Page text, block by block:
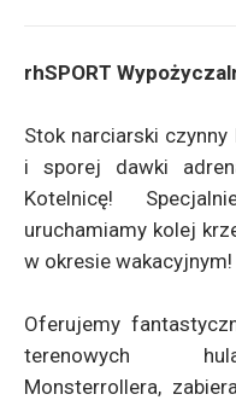
rhSPORT
Stok narciarski
i sporej dawki
Kotelnicę!
uruchamiamy kolej
w okresie wakacyjnym!
Oferujemy
terenowych
Monsterrollera,